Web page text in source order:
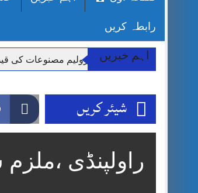
رابطہ کریں
اہم خبریں
**راولپنڈی: پٹرولیم مصنوعات کی
آئی ایم ایف مخصوص اوقات میں
قائداعظم نامی شہری کا شناختی
اسلام آباد میں غیرملکی وفود کی آمد کے موقع پر
مون سون بارشیں، لینڈ سلائیڈنگ اور
شیئر کریں